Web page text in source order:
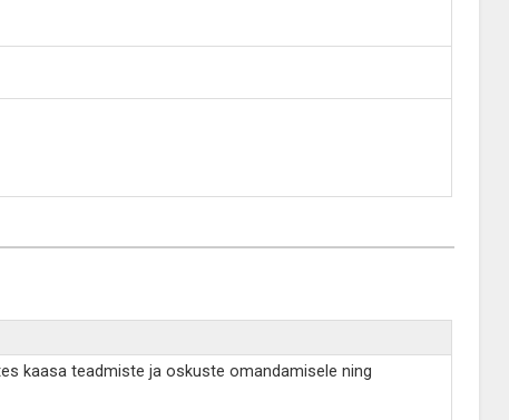
kaasa teadmiste ja oskuste omandamisele ning